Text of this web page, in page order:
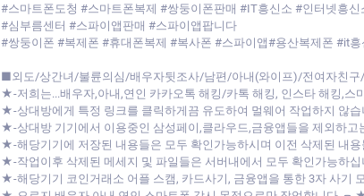
#스마트폰도청 #스마트폰복제 #쌍둥이폰판매 #IT흥신소 #인터넷흥신
#심부름센터 #스파이앱판매 #스파이앱팝니다
#쌍둥이폰 #복제폰 #휴대폰복제 #복사폰 #스파이앱#용산복제폰 #it흥
■외도/상간녀/불륜의심/배우자뒷조사/남편/아내(와이프)/전여자친
★-저희는...배우자,아내,연인 카카오톡 해킹/카톡 해킹, 인스타 해킹,
★-상대방에게 특정 링크를 클릭하게끔 유도하여 멀웨어 작업하지 않
★-상대방 기기에서 이용중인 삼성페이,클라우드,금융앱들을 제외하
★-해당기기에 저장된 내용들은 모두 확인가능하시며 이전 삭제된 내
★-작업이후 삭제된 메세지 및 파일들은 서버내에서 모두 확인가능하
★-해당기기 코인거래소 어플 스캠, 카드사기, 금융앱을 통한 3자 사기